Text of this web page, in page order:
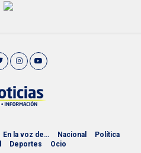
En la voz de… Nacional
Política
Deportes Ocio